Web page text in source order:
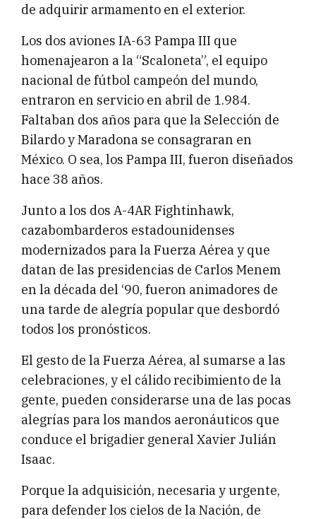
de adquirir armamento en el exterior.
Los dos aviones IA-63 Pampa III que
homenajearon a la “Scaloneta”, el equipo
nacional de fútbol campeón del mundo,
entraron en servicio en abril de 1.984.
Faltaban dos años para que la Selección de
Bilardo y Maradona se consagraran en
México. O sea, los Pampa III, fueron diseñados
hace 38 años.
Junto a los dos A-4AR Fightinhawk,
cazabombarderos estadounidenses
modernizados para la Fuerza Aérea y que
datan de las presidencias de Carlos Menem
en la década del ‘90, fueron animadores de
una tarde de alegría popular que desbordó
todos los pronósticos.
El gesto de la Fuerza Aérea, al sumarse a las
celebraciones, y el cálido recibimiento de la
gente, pueden considerarse una de las pocas
alegrías para los mandos aeronáuticos que
conduce el brigadier general Xavier Julián
Isaac.
Porque la adquisición, necesaria y urgente,
para defender los cielos de la Nación, de